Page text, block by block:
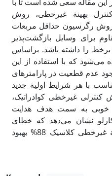
بهینة غیر‌خطی، روش
روش رگرسیون حداقل مربعات
برای وسایل بازگشت‌پذیر
برخط را داشته باشد. براساس
می‌شود که با استفاده از این
عدم قطعیت در پارامترهای
با هر شرایط اولیة جدید
کنترلی غیرخطی کوادراتیک،
خوبی به سمت هدف هدایت
نشان می‌دهد که خطای
برخورد نسبت به کنترل بهینة غیرخطی کلاسیک 88% بهبود